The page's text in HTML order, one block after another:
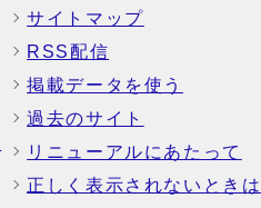
サイトマップ
RSS配信
掲載データを使う
過去のサイト
リニューアルにあたって
正しく表示されないときは